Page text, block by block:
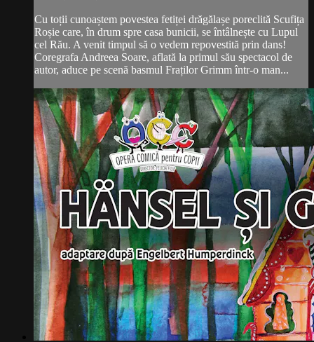
Cu toții cunoaștem povestea fetiței drăgălașe poreclită Scufița
Roșie care, în drum spre casa bunicii, se întâlnește cu Lupul
cel Rău. A venit timpul să o vedem repovestită prin dans!
Coregrafa Andreea Soare, aflată la primul său spectacol de
autor, aduce pe scenă basmul Fraților Grimm într-o man...